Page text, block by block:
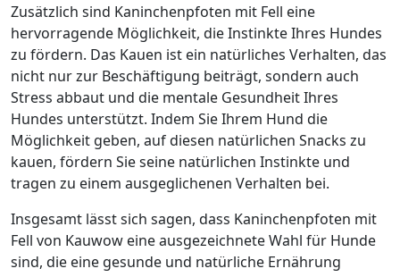
Zusätzlich sind Kaninchenpfoten mit Fell eine
hervorragende Möglichkeit, die Instinkte Ihres Hundes
zu fördern. Das Kauen ist ein natürliches Verhalten, das
nicht nur zur Beschäftigung beiträgt, sondern auch
Stress abbaut und die mentale Gesundheit Ihres
Hundes unterstützt. Indem Sie Ihrem Hund die
Möglichkeit geben, auf diesen natürlichen Snacks zu
kauen, fördern Sie seine natürlichen Instinkte und
tragen zu einem ausgeglichenen Verhalten bei.
Insgesamt lässt sich sagen, dass Kaninchenpfoten mit
Fell von Kauwow eine ausgezeichnete Wahl für Hunde
sind, die eine gesunde und natürliche Ernährung